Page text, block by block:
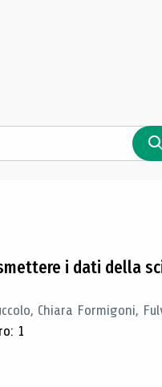
i dati della
Chiara Formigoni,
1